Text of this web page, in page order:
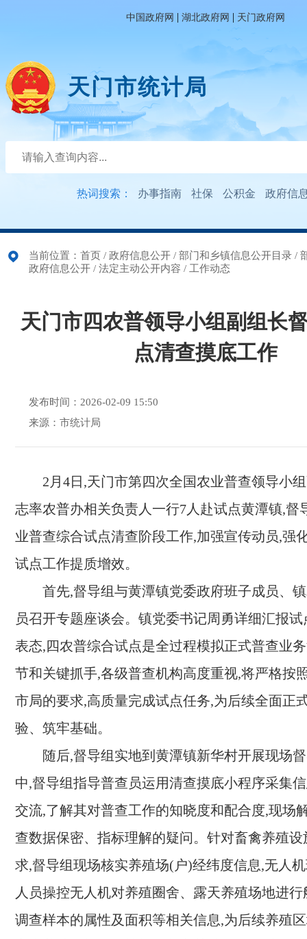
中国政府网 | 湖北政府网 | 天门政府网
天门市统计局
热词搜索： 办事指南 社保 公积金 政府信
当前位置： 首页 / 政府信息公开 / 部门和乡镇信息公开目录 /
政府信息公开 / 法定主动公开内容 / 工作动态
天门市四农普领导小组副组长
点清查摸底工作
发布时间：2026-02-09 15:50
来源：市统计局
2月4日,天门市第四次全国农业普查领导小
志率农普办相关负责人一行7人赴试点黄潭镇,督
业普查综合试点清查阶段工作,加强宣传动员,强
试点工作提质增效。
首先,督导组与黄潭镇党委政府班子成员、
员召开专题座谈会。镇党委书记周勇详细汇报
表态,四农普综合试点是全过程模拟正式普查业
节和关键抓手,各级普查机构高度重视,将严格按
市局的要求,高质量完成试点任务,为后续全面正
验、筑牢基础。
随后,督导组实地到黄潭镇新华村开展现场
中,督导组指导普查员运用清查摸底小程序采集
交流,了解其对普查工作的知晓度和配合度,现场
查数据保密、指标理解的疑问。针对畜禽养殖
求,督导组现场核实养殖场(户)经纬度信息,无人
人员操控无人机对养殖圈舍、露天养殖场地进
调查样本的属性及面积等相关信息,为后续养殖